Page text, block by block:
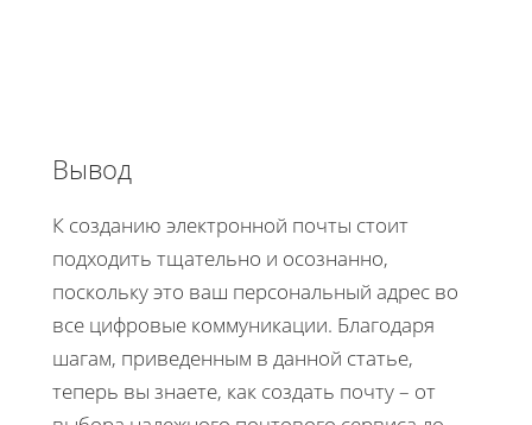
Вывод
К созданию электронной почты стоит
подходить тщательно и осознанно,
поскольку это ваш персональный адрес во
все цифровые коммуникации. Благодаря
шагам, приведенным в данной статье,
теперь вы знаете, как создать почту – от